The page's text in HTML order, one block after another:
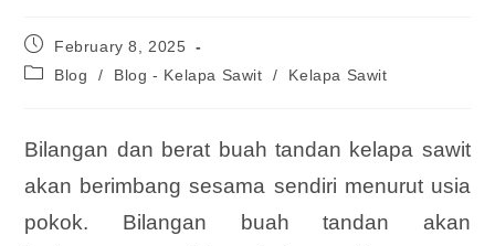
February 8, 2025
Blog
/ Blog - Kelapa Sawit / Kelapa Sawit
Bilangan dan berat buah tandan kelapa sawit
akan berimbang sesama sendiri menurut usia
pokok. Bilangan buah tandan akan